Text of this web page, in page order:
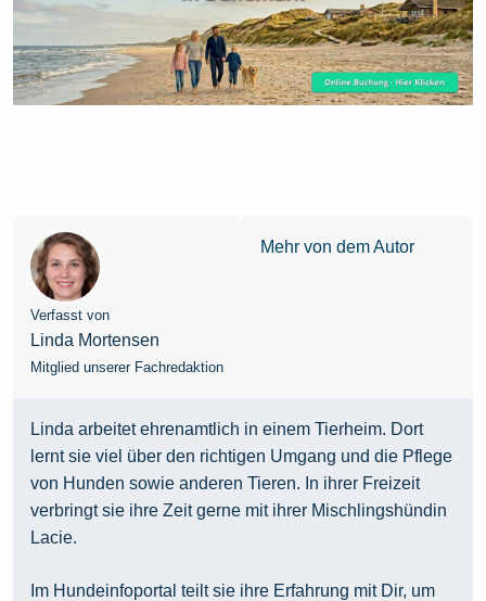
Verfasst von
Linda Mortensen
Mitglied unserer Fachredaktion
Mehr von dem Autor
Linda arbeitet ehrenamtlich in einem Tierheim. Dort
lernt sie viel über den richtigen Umgang und die Pflege
von Hunden sowie anderen Tieren. In ihrer Freizeit
verbringt sie ihre Zeit gerne mit ihrer Mischlingshündin
Lacie.
Im Hundeinfoportal teilt sie ihre Erfahrung mit Dir, um